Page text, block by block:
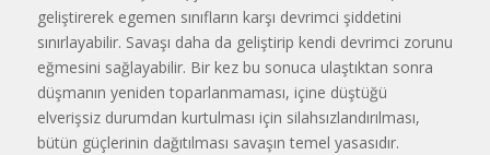
geliştirerek egemen sınıfların karşı devrimci şiddetini
sınırlayabilir. Savaşı daha da geliştirip kendi devrimci zorunu
eğmesini sağlayabilir. Bir kez bu sonuca ulaştıktan sonra
düşmanın yeniden toparlanmaması, içine düştüğü
elverişsiz durumdan kurtulması için silahsızlandırılması,
bütün güçlerinin dağıtılması savaşın temel yasasıdır.